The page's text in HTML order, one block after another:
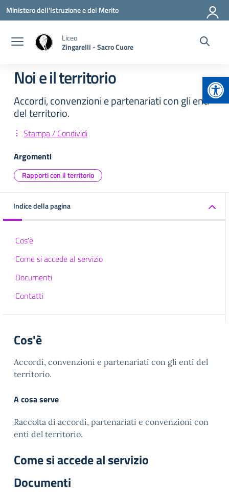
Vai ai contenuti
Vai al menu di navigazione
Vai al footer
Ministero dell'Istruzione e del Merito
Liceo
Zingarelli - Sacro Cuore
Noi e il territorio
Accordi, convenzioni e partenariati con gli enti
del territorio.
Stampa / Condividi
Argomenti
Rapporti con il territorio
Indice della pagina
Cos'è
Come si accede al servizio
Documenti
Contatti
Cos'è
Accordi, convenzioni e partenariati con gli enti del
territorio.
A cosa serve
Raccolta di accordi, partenariati e convenzioni con
enti del territorio.
Come si accede al servizio
Documenti